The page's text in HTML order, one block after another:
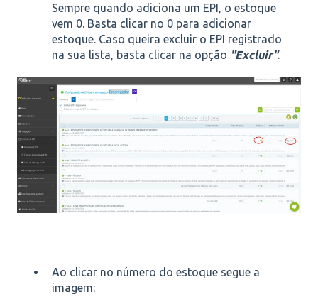
Sempre quando adiciona um EPI, o estoque
vem 0. Basta clicar no 0 para adicionar
estoque. Caso queira excluir o EPI registrado
na sua lista, basta clicar na opção "Excluir".
Ao clicar no número do estoque segue a
imagem: